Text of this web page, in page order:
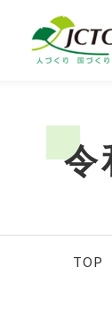
令
TOP